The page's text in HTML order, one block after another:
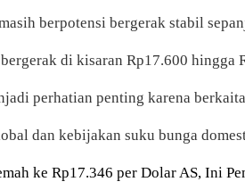
berpotensi bergerak stabil
di kisaran Rp17.600 hingga
perhatian penting karena
dan kebijakan suku bunga
ke Rp17.346 per Dolar AS, Ini